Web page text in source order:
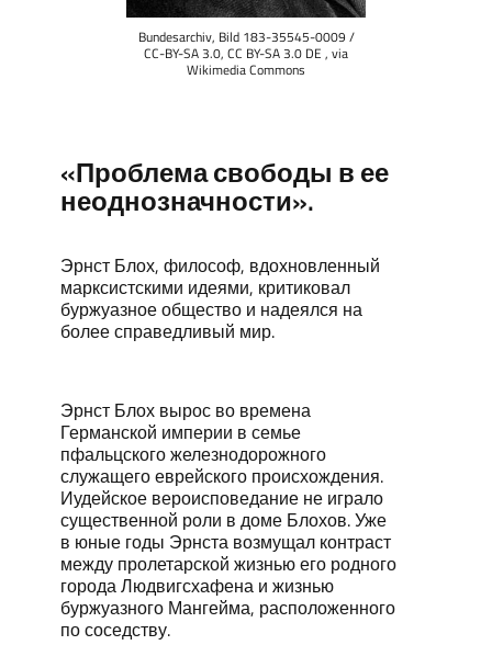
«Проблема свободы в ее
неоднозначности».
Эрнст Блох, философ, вдохновленный
марксистскими идеями, критиковал
буржуазное общество и надеялся на
более справедливый мир.
Эрнст Блох вырос во времена
Германской империи в семье
пфальцского железнодорожного
служащего еврейского происхождения.
Иудейское вероисповедание не играло
существенной роли в доме Блохов. Уже
в юные годы Эрнста возмущал контраст
между пролетарской жизнью его родного
города Людвигсхафена и жизнью
буржуазного Мангейма, расположенного
по соседству.
Bundesarchiv, Bild 183-35545-0009 /
CC-BY-SA 3.0, CC BY-SA 3.0 DE , via
Wikimedia Commons